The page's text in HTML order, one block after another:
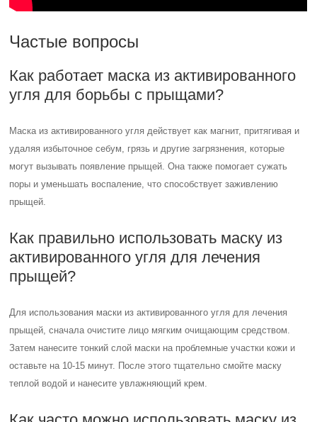
Частые вопросы
Как работает маска из активированного
угля для борьбы с прыщами?
Маска из активированного угля действует как магнит, притягивая и
удаляя избыточное себум, грязь и другие загрязнения, которые
могут вызывать появление прыщей. Она также помогает сужать
поры и уменьшать воспаление, что способствует заживлению
прыщей.
Как правильно использовать маску из
активированного угля для лечения
прыщей?
Для использования маски из активированного угля для лечения
прыщей, сначала очистите лицо мягким очищающим средством.
Затем нанесите тонкий слой маски на проблемные участки кожи и
оставьте на 10-15 минут. После этого тщательно смойте маску
теплой водой и нанесите увлажняющий крем.